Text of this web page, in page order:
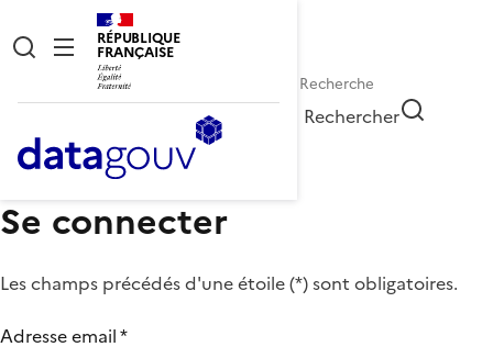
RÉPUBLIQUE
FRANÇAISE
Rechercher
Se connecter
Les champs précédés d'une étoile (*) sont obligatoires.
Adresse email*